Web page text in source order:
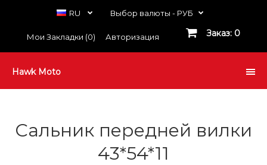
RU Выбор валюты - РУБ
Мои Закладки (0) Авторизация Заказ: 0
Hawk Moto
Сальник передней вилки
43*54*11